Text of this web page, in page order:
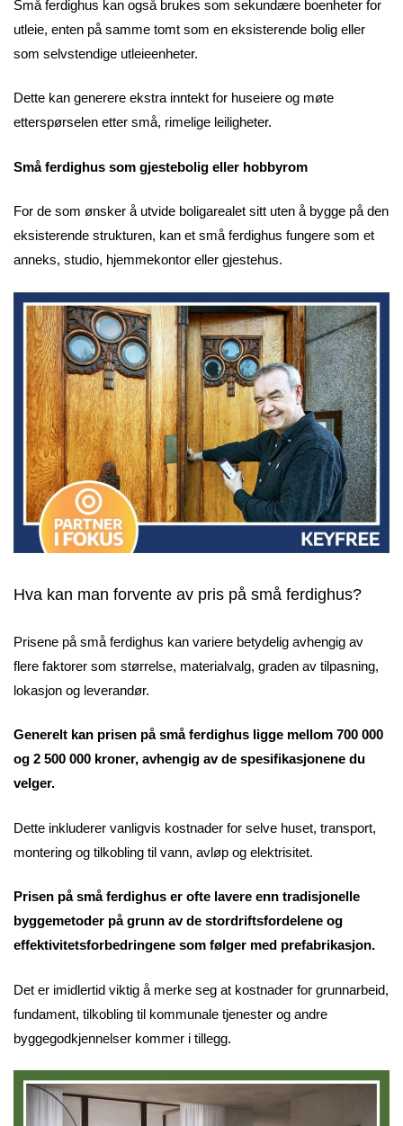
Små ferdighus kan også brukes som sekundære boenheter for
utleie, enten på samme tomt som en eksisterende bolig eller
som selvstendige utleieenheter.
Dette kan generere ekstra inntekt for huseiere og møte
etterspørselen etter små, rimelige leiligheter.
Små ferdighus som gjestebolig eller hobbyrom
For de som ønsker å utvide boligarealet sitt uten å bygge på den
eksisterende strukturen, kan et små ferdighus fungere som et
anneks, studio, hjemmekontor eller gjestehus.
Hva kan man forvente av pris på små ferdighus?
Prisene på små ferdighus kan variere betydelig avhengig av
flere faktorer som størrelse, materialvalg, graden av tilpasning,
lokasjon og leverandør.
Generelt kan prisen på små ferdighus ligge mellom 700 000
og 2 500 000 kroner, avhengig av de spesifikasjonene du
velger.
Dette inkluderer vanligvis kostnader for selve huset, transport,
montering og tilkobling til vann, avløp og elektrisitet.
Prisen på små ferdighus er ofte lavere enn tradisjonelle
byggemetoder på grunn av de stordriftsfordelene og
effektivitetsforbedringene som følger med prefabrikasjon.
Det er imidlertid viktig å merke seg at kostnader for grunnarbeid,
fundament, tilkobling til kommunale tjenester og andre
byggegodkjennelser kommer i tillegg.